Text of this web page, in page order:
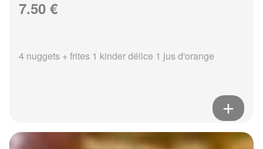
7.50 €
4 nuggets + frites 1 kinder délice 1 jus d'orange